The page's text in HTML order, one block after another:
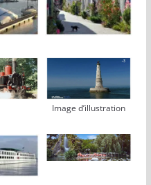
Image d’illustration